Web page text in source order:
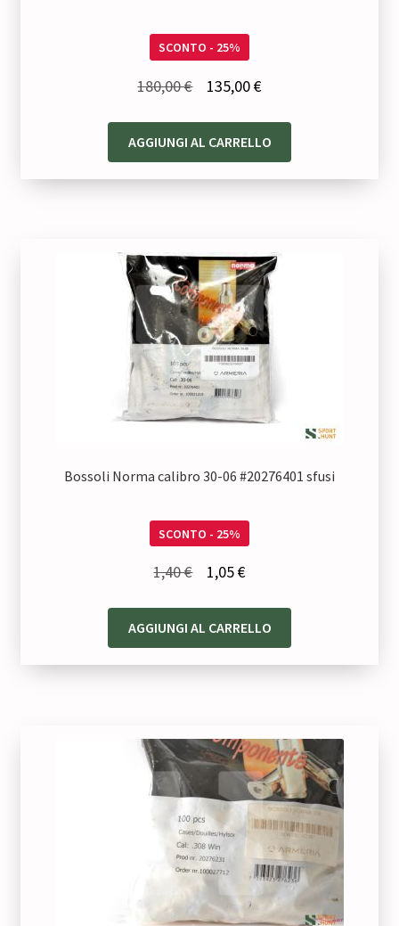
SCONTO - 25%
180,00€
originale
era:
135,00€Il
attuale
è:
AGGIUNGI AL CARRELLO
Bossoli Norma calibro 30-06 #20276401 sfusi
SCONTO - 25%
1,40€
originale
era:
1,05€Il
attuale
è:
AGGIUNGI AL CARRELLO